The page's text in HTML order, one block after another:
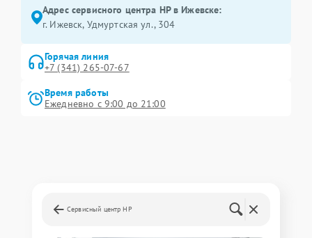
Адрес сервисного центра HP в Ижевске:
г. Ижевск, Удмуртская ул., 304
Горячая линия
+7 (341) 265-07-67
Время работы
Ежедневно с 9:00 до 21:00
Сервисный центр HP